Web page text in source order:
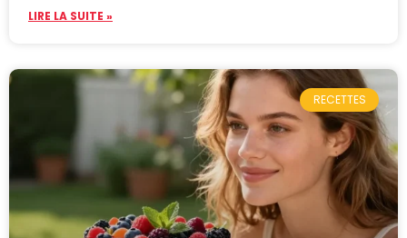
LIRE LA SUITE »
RECETTES